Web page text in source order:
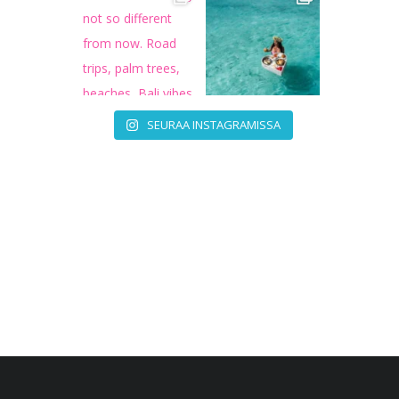
SEURAA INSTAGRAMISSA